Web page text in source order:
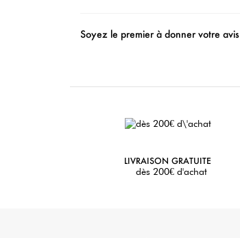
Soyez le premier à donner votre avis
LIVRAISON GRATUITE
dès 200€ d'achat